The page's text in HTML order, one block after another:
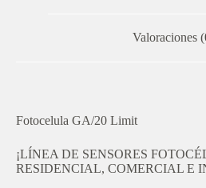
Valoraciones
Fotocelula GA/20 Limit
¡LÍNEA DE SENSORES
RESIDENCIAL, COMERCIAL E